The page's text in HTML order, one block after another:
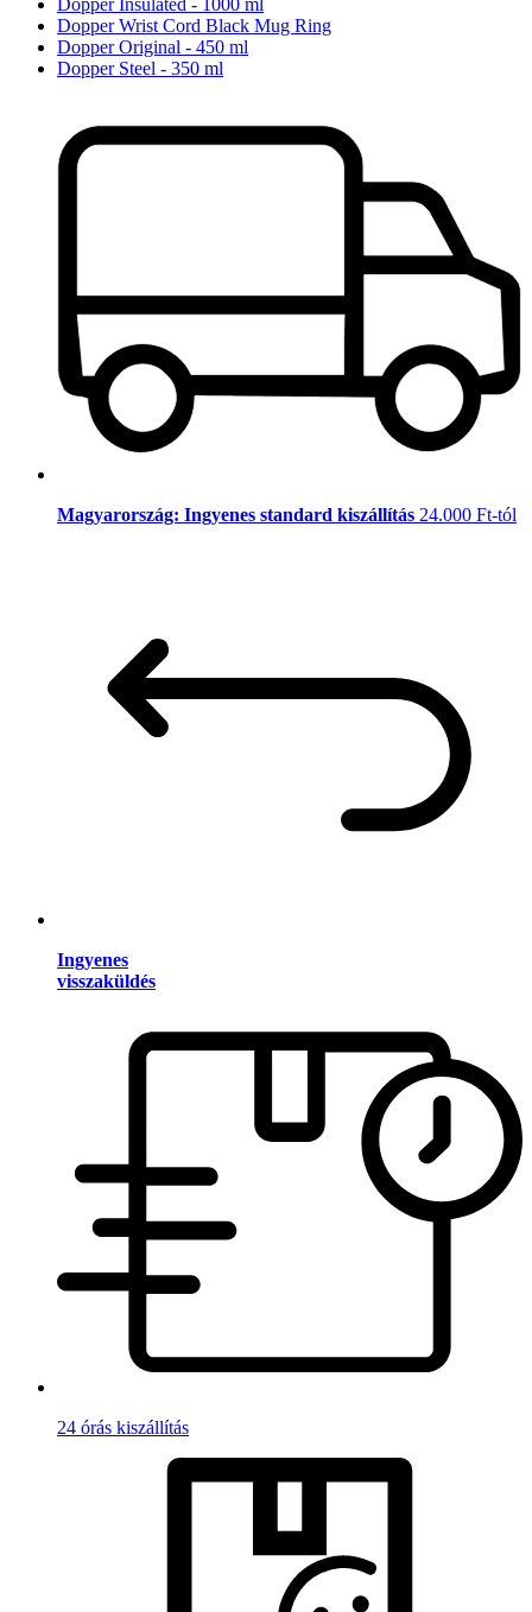
Dopper Insulated - 1000 ml
Dopper Wrist Cord Black Mug Ring
Dopper Original - 450 ml
Dopper Steel - 350 ml
Magyarország: Ingyenes standard kiszállítás 24.000 Ft-tól
Ingyenes
visszaküldés
24 órás kiszállítás